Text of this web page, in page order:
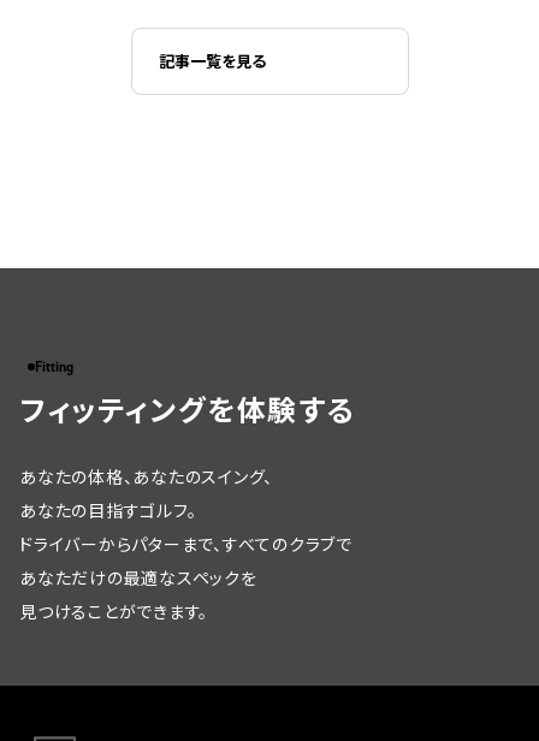
記事一覧を見る
Fitting
フィッティングを体験する
あなたの体格、あなたのスイング、
あなたの目指すゴルフ。
ドライバーからパターまで、すべてのクラブで
あなただけの最適なスペックを
見つけることができます。